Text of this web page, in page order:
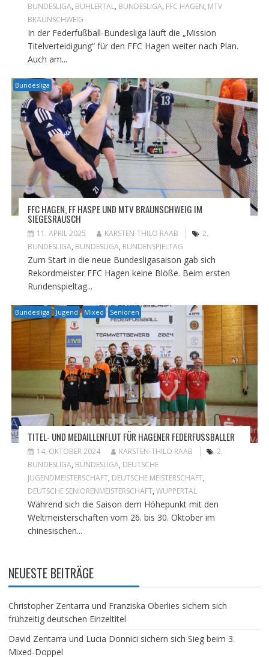
BUNDESLIGA, BÜHLERTAL, BUNDESLIGA, FFC HAGEN, MTV
BRAUNSCHWEIG
In der Federfußball-Bundesliga läuft die „Mission
Titelverteidigung“ für den FFC Hagen weiter nach Plan.
Auch am...
Bundesliga
FFC HAGEN, FF HASPE UND MTV BRAUNSCHWEIG IM
SIEGESRAUSCH
11. APRIL 2025 KARSTEN-THILO RAAB
2.
BUNDESLIGA, BUNDESLIGA, RUNDENSPIELTAG
Zum Start in die neue Bundesligasaison gab sich
Rekordmeister FFC Hagen keine Blöße. Beim ersten
Rundenspieltag...
Bundesliga Jugend Mixed Senioren
TITEL- UND MEDAILLENFLUT FÜR HAGENER FEDERFUSSBALLER
14. OKTOBER 2024 KARSTEN-THILO RAAB
2.
BUNDESLIGA, BUNDESLIGA, DEUTSCHE
JUGENDMEISTERSCHAFT, DEUTSCHE MEISTERSCHAFT,
DEUTSCHE SENIORENMEISTERSCHAFT, WUPPERTAL
Während sich die Saison dem Höhepunkt mit den
Weltmeisterschaften vom 26. bis 30. Oktober im
chinesischen...
NEUESTE BEITRÄGE
Christopher Zentarra und Franziska Oberlies sichern sich
frühzeitig deutschen Einzeltitel
David Zentarra und Lucia Donnici sichern sich Sieg beim 3.
Mixed-Doppel